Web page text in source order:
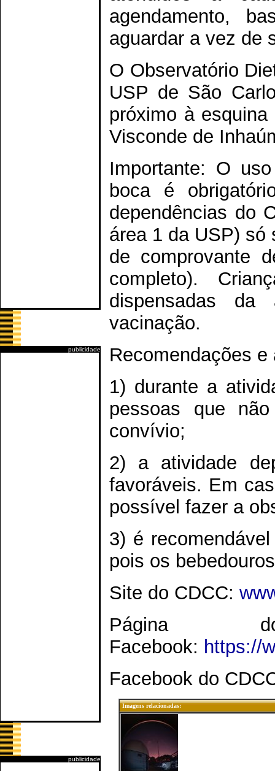
publicidade
publicidade
agendamento,
aguardar a vez de
O Observatório
USP de São
próximo à
Visconde de
Importante: O
boca é
dependências do
área 1 da USP) só
de comprovante
completo).
dispensadas da
vacinação.
Recomendações
1) durante a
pessoas que
convívio;
2) a atividade
favoráveis. Em
possível fazer a
3) é
pois os
Site do CDCC:
Página
Facebook: https://
Facebook do
Imagens relacionadas: